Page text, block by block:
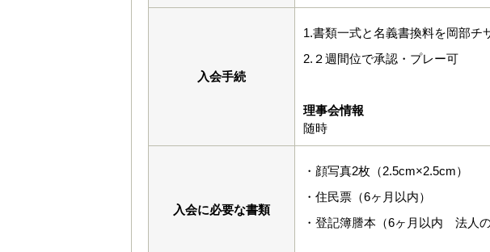
入会手続
1.書類一式と名義書換料を岡部チ
2.２週間位で承認・プレー可
理事会情報
随時
入会に必要な書類
・顔写真2枚（2.5cm×2.5cm）
・住民票（6ヶ月以内）
・登記簿謄本（6ヶ月以内 法人の